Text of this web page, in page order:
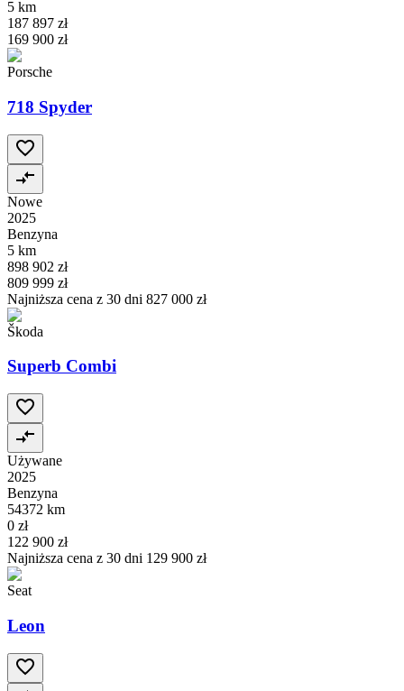
5 km
187 897 zł
169 900 zł
Porsche
718 Spyder
Nowe
2025
Benzyna
5 km
898 902 zł
809 999 zł
Najniższa cena z 30 dni 827 000 zł
Škoda
Superb Combi
Używane
2025
Benzyna
54372 km
0 zł
122 900 zł
Najniższa cena z 30 dni 129 900 zł
Seat
Leon